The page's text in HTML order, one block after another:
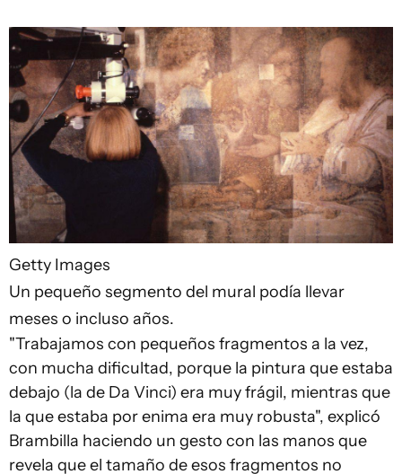
Getty Images
Un pequeño segmento del mural podía llevar
meses o incluso años.
"Trabajamos con pequeños fragmentos a la vez,
con mucha dificultad, porque la pintura que estaba
debajo (la de Da Vinci) era muy frágil, mientras que
la que estaba por enima era muy robusta", explicó
Brambilla haciendo un gesto con las manos que
revela que el tamaño de esos fragmentos no